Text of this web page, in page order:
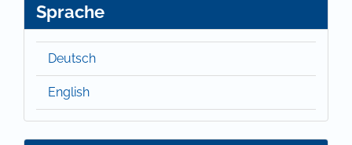
Sprache
Deutsch
English